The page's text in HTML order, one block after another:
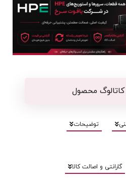
کاتالوگ محصول
توضیحات
گارانتی و اصالت کالا